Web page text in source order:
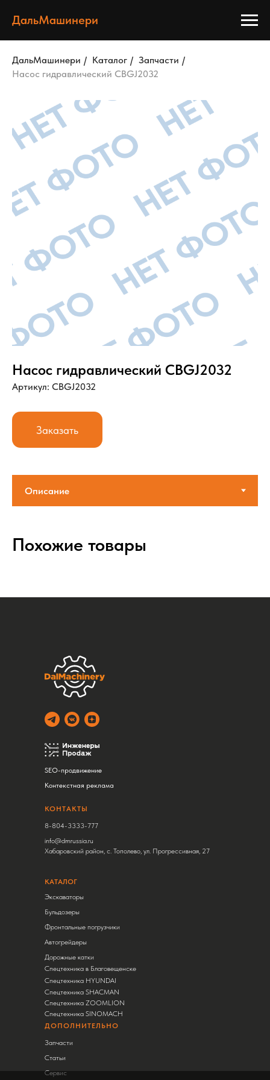
ДальМашинери
ДальМашинери / Каталог / Запчасти /
Насос гидравлический CBGJ2032
Насос гидравлический CBGJ2032
Артикул: CBGJ2032
Заказать
Похожие товары
Экскаваторы
Бульдозеры
Фронтальные погрузчики
Автогрейдеры
Дорожные катки
Спецтехника в Благовещенске
Спецтехника HYUNDAI
Спецтехника SHACMAN
Спецтехника ZOOMLION
Спецтехника SINOMACH
КАТАЛОГ
SEO-продвижение
Контекстная реклама
8-804-3333-777
info@dmrussia.ru
Хабаровский район, с. Тополево, ул. Прогрессивная, 27
КОНТАКТЫ
Запчасти
Статьи
Сервис
ДОПОЛНИТЕЛЬНО